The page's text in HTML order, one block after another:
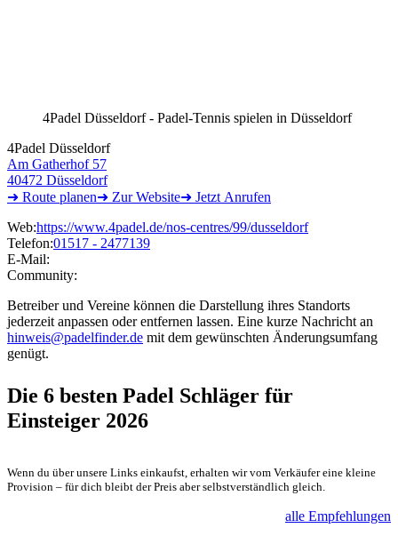
4Padel Düsseldorf - Padel-Tennis spielen in Düsseldorf
4Padel Düsseldorf
Am Gatherhof 57
40472 Düsseldorf
➜ Route planen➜ ZurWebsite➜ Jetzt Anrufen
Web:https://www.4padel.de/nos-centres/99/dusseldorf
Telefon:01517 - 2477139
E-Mail:
Community:
Betreiber und Vereine können die Darstellung ihres Standorts
jederzeit anpassen oder entfernen lassen. Eine kurze Nachricht an
hinweis@padelfinder.de mit dem gewünschten Änderungsumfang
genügt.
Die 6 besten Padel Schläger für
Einsteiger 2026
Wenn du über unsere Links einkaufst, erhalten wir vom Verkäufer eine kleine
Provision – für dich bleibt der Preis aber selbstverständlich gleich.
alle Empfehlungen